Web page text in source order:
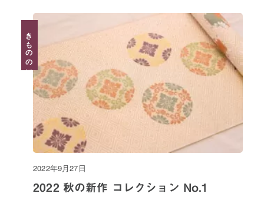
2022年9月27日
きものの話
2022 秋の新作 コレクション No.1